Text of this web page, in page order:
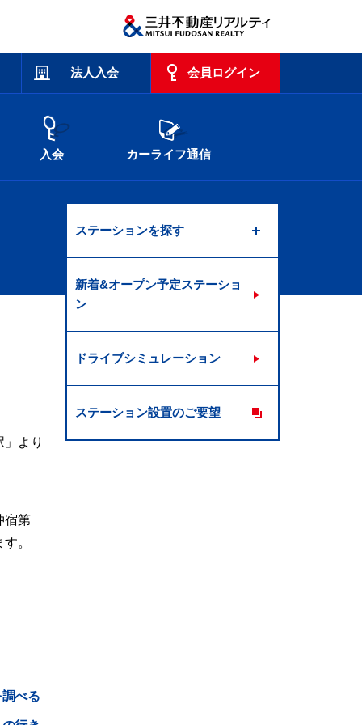
法人入会 会員ログイン
入会 カーライフ通信
より
宿第
。
べる
ステーションを探す
新着&オープン予定ステーショ
ン
ドライブシミュレーション
ステーション設置のご要望